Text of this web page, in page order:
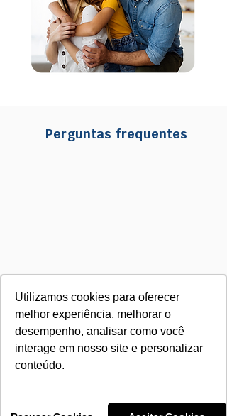
Utilizamos cookies para oferecer
melhor experiência, melhorar o
desempenho, analisar como você
interage em nosso site e personalizar
conteúdo.
Perguntas frequentes